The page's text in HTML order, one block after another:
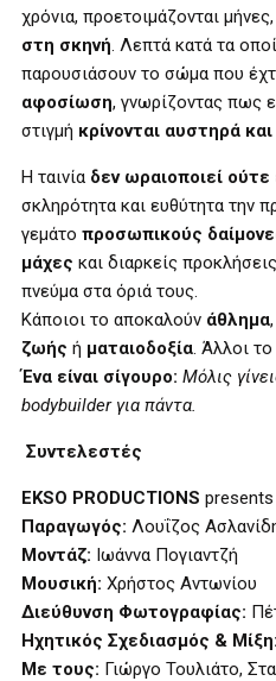
χρόνια, προετοιμάζονται μήνες,
στη σκηνή. Λεπτά κατά τα
παρουσιάσουν το σώμα που
αφοσίωση, γνωρίζοντας πως
στιγμή κρίνονται αυστηρά
Η ταινία δεν ωραιοποιεί ούτε
σκληρότητα και ευθύτητα την
γεμάτο προσωπικούς
μάχες και διαρκείς
πνεύμα στα όριά τους.
Κάποιοι το αποκαλούν άθλημα,
ζωής ή ματαιοδοξία. Άλλοι
Ένα είναι σίγουρο: Μόλις
bodybuilder για πάντα.
Συντελεστές
EKSO PRODUCTIONS
Παραγωγός: Λουΐζος
Μοντάζ: Ιωάννα Πογιαντζή
Μουσική: Χρήστος Αντωνίου
Διεύθυνση Φωτογραφίας:
Ηχητικός Σχεδιασμός & Μίξη:
Με τους: Γιώργο Τουλιάτο,